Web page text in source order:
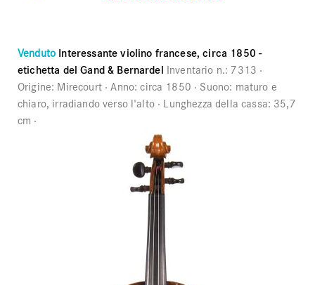
Venduto Interessante violino francese, circa 1850 -
etichetta del Gand & Bernardel Inventario n.: 7313
Origine: Mirecourt Anno:circa 1850 Suono: maturo e
chiaro, irradiando verso l'alto
Lunghezza della cassa: 35,7
cm